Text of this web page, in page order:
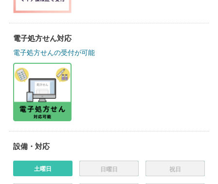
電子処方せん対応
電子処方せんの受付が可能
設備・対応
土曜日 日曜日 祝日